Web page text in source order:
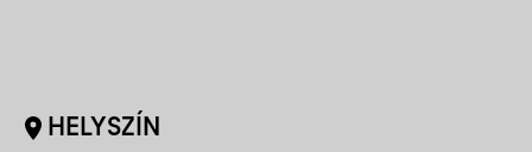
HELYSZÍN